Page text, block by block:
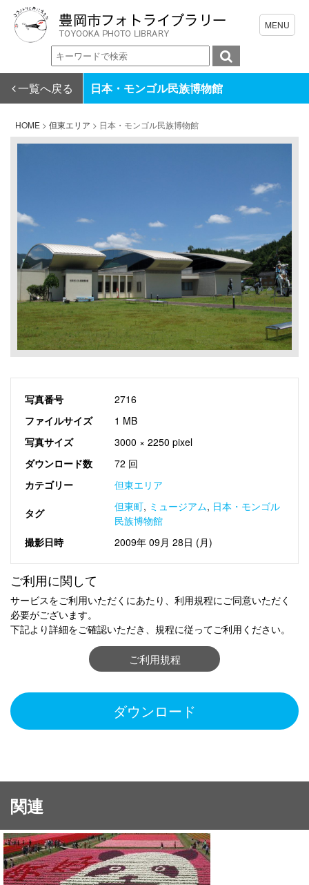
一覧へ戻る 日本・モンゴル民族博物館
HOME > 但東エリア > 日本・モンゴル民族博物館
写真番号
2716
ファイルサイズ
1 MB
写真サイズ
3000 × 2250 pixel
ダウンロード数
72 回
カテゴリー
但東エリア
タグ 但東町, ミュージアム, 日本・モンゴル
民族博物館
撮影日時
2009年 09月 28日 (月)
ご利用に関して
サービスをご利用いただくにあたり、利用規程にご同意いただく
必要がございます。
下記より詳細をご確認いただき、規程に従ってご利用ください。
ご利用規程
ダウンロード
関連